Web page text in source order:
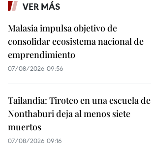
VER MÁS
Malasia impulsa objetivo de
consolidar ecosistema nacional de
emprendimiento
07/08/2026 09:56
Tailandia: Tiroteo en una escuela de
Nonthaburi deja al menos siete
muertos
07/08/2026 09:16